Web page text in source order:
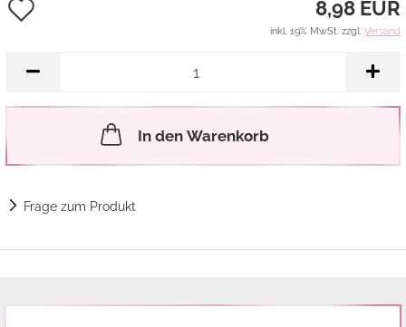
Merkzettel
8,98 EUR
inkl. 19% MwSt. zzgl. Versand
In den Warenkorb
Frage zum Produkt